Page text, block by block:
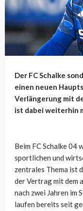
Der FC Schalke
einen neuen
Verlängerung mit
ist dabei weiterhin
Beim FC Schalke 04
sportlichen und
zentrales Thema ist
der Vertrag mit dem
nach zwei Jahren im
laufen bereits seit